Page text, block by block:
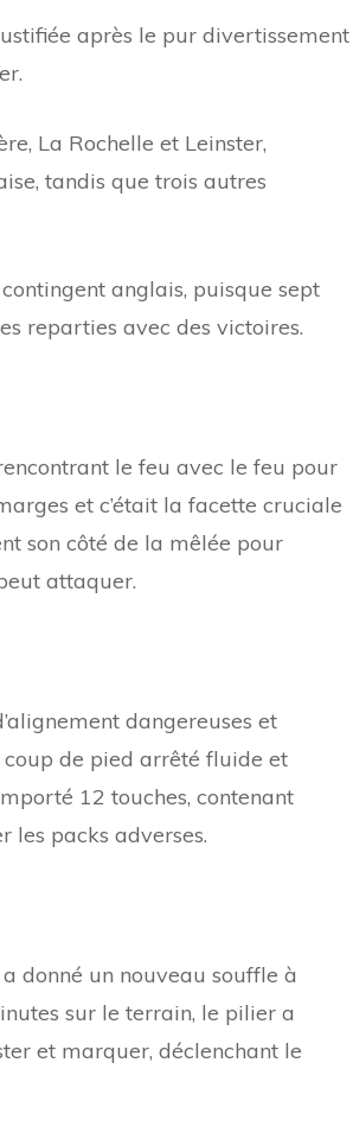
après le pur divertissement
La Rochelle et Leinster,
tandis que trois autres
anglais, puisque sept
reparties avec des victoires.
le feu avec le feu pour
et c’était la facette cruciale
son côté de la mêlée pour
attaquer.
dangereuses et
de pied arrêté fluide et
12 touches, contenant
les packs adverses.
donné un nouveau souffle à
sur le terrain, le pilier a
et marquer, déclenchant le